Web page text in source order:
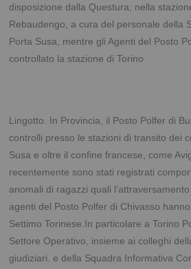
disposizione dalla Questura; nella
Rebaudengo, a cura del personale della
Porta Susa, mentre gli Agenti del Posto
controllato la stazione di Torino
Lingotto. In Provincia, il Posto Polfer di
controlli presso le stazioni di transito dei
Susa e oltre il confine francese, come
recentemente sono stati registrati
anomali di ragazzi quali
agenti del Posto Polfer di Chivasso
Settimo Torinese.In particolare a Torino
Settore Operativo, insieme ai colleghi
giudiziari. e della Squadra Informativa